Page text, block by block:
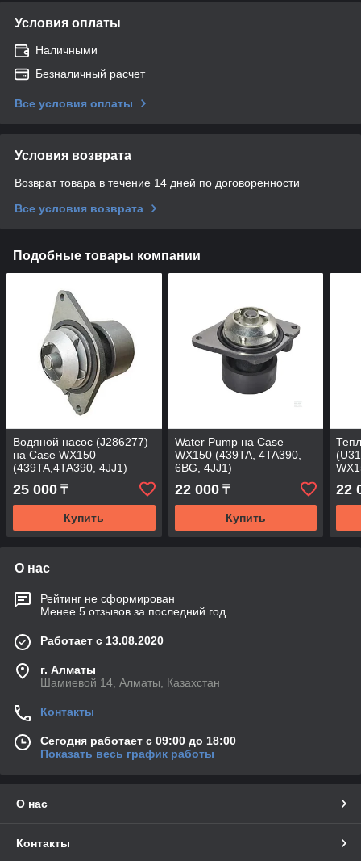
Условия оплаты
Наличными
Безналичный расчет
Все условия оплаты
Условия возврата
Возврат товара в течение 14 дней по договоренности
Все условия возврата
Подобные товары компании
Водяной насос (J286277)
на Case WX150
(439TA,4TA390, 4JJ1)
25 000 ₸
Купить
Water Pump на Case
WX150 (439TA, 4TA390,
6BG, 4JJ1)
22 000₸
Купить
22
О нас
Рейтинг не сформирован
Менее 5 отзывов за последний год
Работает с 13.08.2020
г. Алматы
Шамиевой 14, Алматы, Казахстан
Контакты
Сегодня работает с 09:00 до 18:00
Показать весь график работы
О нас
Контакты